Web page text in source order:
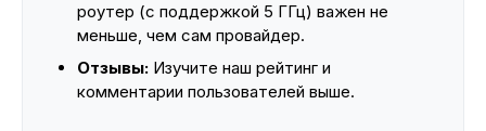
роутер (с поддержкой 5 ГГц) важен не
меньше, чем сам провайдер.
Отзывы: Изучите наш рейтинг и
комментарии пользователей выше.